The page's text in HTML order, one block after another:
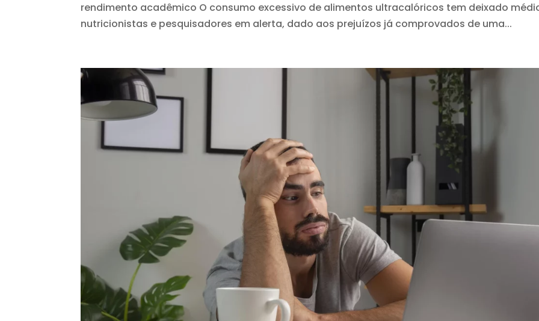
rendimento acadêmico O consumo excessivo de alimentos ultracalóricos tem deixado
nutricionistas e pesquisadores em alerta, dado aos prejuízos já comprovados de uma...